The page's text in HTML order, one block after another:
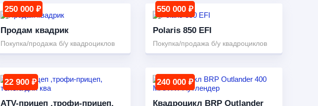
250 000 ₽
Продам квадрик
Покупка/продажа б/у квадроциклов
550 000 ₽
Polaris 850 EFI
Покупка/продажа б/у квадроциклов
22 900 ₽
ATV-прицеп ,трофи-прицеп,
240 000 ₽
Квадроцикл BRP Outlander